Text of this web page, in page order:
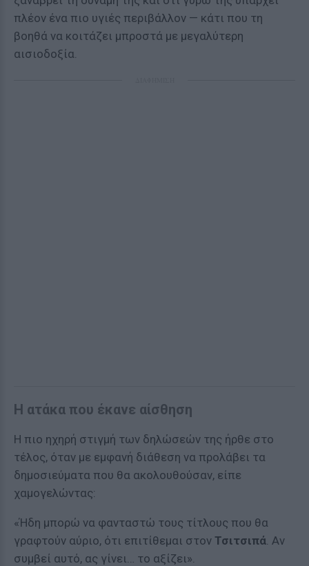
πλέον ένα πιο υγιές περιβάλλον — κάτι που τη
βοηθά να κοιτάζει μπροστά με μεγαλύτερη
αισιοδοξία.
Η ατάκα που έκανε αίσθηση
Η πιο ηχηρή στιγμή των δηλώσεών της ήρθε στο
τέλος, όταν με εμφανή διάθεση να προλάβει τα
δημοσιεύματα που θα ακολουθούσαν, είπε
χαμογελώντας:
«Ήδη μπορώ να φανταστώ τους τίτλους που θα
γραφτούν αύριο, ότι επιτίθεμαι στον Τσιτσιπά. Αν
συμβεί αυτό, ας γίνει… το αξίζει».